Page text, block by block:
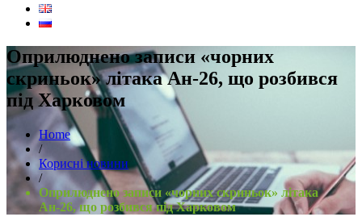
Оприлюднено записи «чорних
скриньок» літака Ан-26, що розбився
під Харковом
Home
/
Корисні новини
/
Оприлюднено записи «чорних скриньок» літака
Ан-26, що розбився під Харковом